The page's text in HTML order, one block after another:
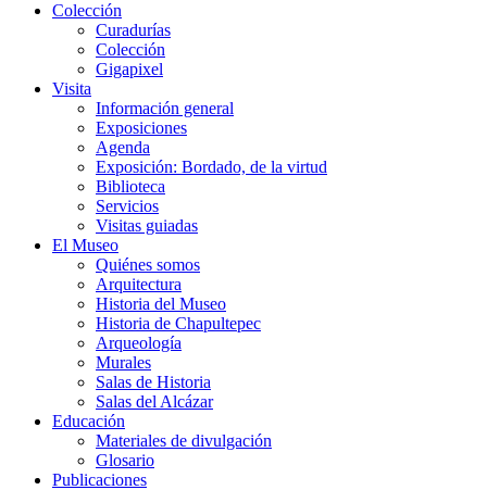
Colección
Curadurías
Colección
Gigapixel
Visita
Información general
Exposiciones
Agenda
Exposición: Bordado, de la virtud
Biblioteca
Servicios
Visitas guiadas
El Museo
Quiénes somos
Arquitectura
Historia del Museo
Historia de Chapultepec
Arqueología
Murales
Salas de Historia
Salas del Alcázar
Educación
Materiales de divulgación
Glosario
Publicaciones